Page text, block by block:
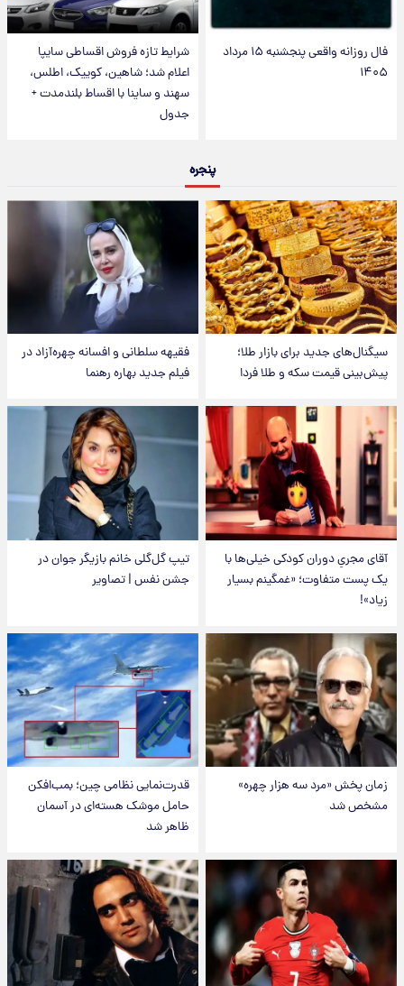
فال روزانه واقعی پنجشنبه ۱۵ مرداد
۱۴۰۵
شرایط تازه فروش اقساطی سایپا
اعلام شد؛ شاهین، کوییک، اطلس،
سهند و ساینا با اقساط بلندمدت +
جدول
پنجره
سیگنال‌های جدید برای بازار طلا؛
پیش‌بینی قیمت سکه و طلا فردا
فقیهه سلطانی و افسانه چهره‌آزاد در
فیلم جدید بهاره رهنما
آقای مجریِ دوران کودکی خیلی‌ها با
یک پست متفاوت؛ «غمگینم بسیار
زیاد»!
تیپ گل‌گلی خانم بازیگر جوان در
جشن نفس | تصاویر
زمان پخش «مرد سه هزار چهره»
مشخص شد
قدرت‌نمایی نظامی چین؛ بمب‌افکن
حامل موشک هسته‌ای در آسمان
ظاهر شد